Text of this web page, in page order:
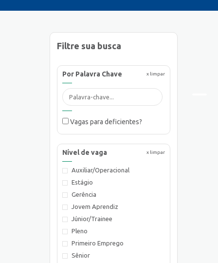
Filtre sua busca
x limpar
Por Palavra Chave
Vagas para deficientes?
x limpar
Nível de vaga
Auxiliar/Operacional
Estágio
Gerência
Jovem Aprendiz
Júnior/Trainee
Pleno
Primeiro Emprego
Sênior